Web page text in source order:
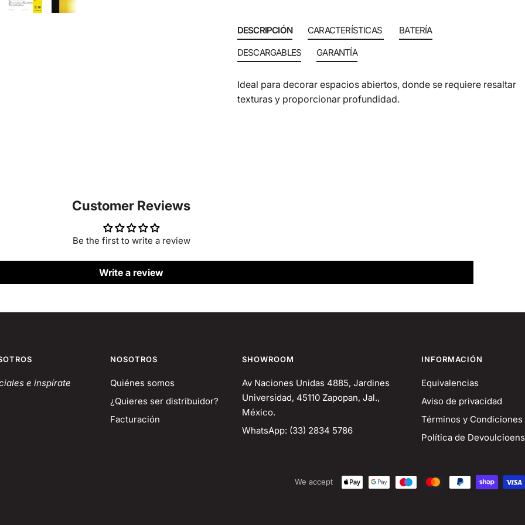
DESCRIPCIÓN
Ideal para decorar espacios abiertos, donde se requiere resaltar
texturas y proporcionar profundidad.
CARACTERÍSTICAS
BATERÍA
DESCARGABLES
GARANTÍA
Customer Reviews
Be the first to write a review
Write a review
e inspírate
NOSOTROS
Quiénes somos
¿Quieres ser distribuidor?
Facturación
SHOWROOM
Av Naciones Unidas 4885, Jardines
Universidad, 45110 Zapopan, Jal.,
México.
WhatsApp: (33) 2834 5786
INFORMACIÓN
Equivalencias
Aviso de privacidad
Términos y Condiciones
Política de Devoulcioens
We accept